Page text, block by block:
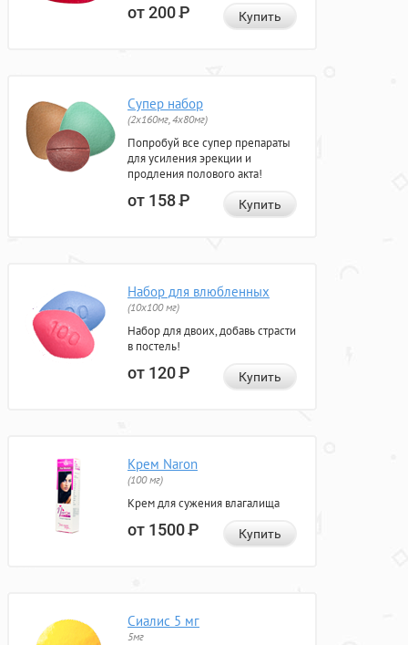
от 200Р Купить
Супер набор
(2х160мг, 4х80мг)
Попробуй все супер препараты
для усиления эрекции и
продления полового акта!
от 158Р Купить
Набор для влюбленных
(10х100 мг)
Набор для двоих, добавь страсти
в постель!
от 120Р Купить
Крем Naron
(100 мг)
Крем для сужения влагалища
от 1500Р Купить
Сиалис 5 мг
5мг